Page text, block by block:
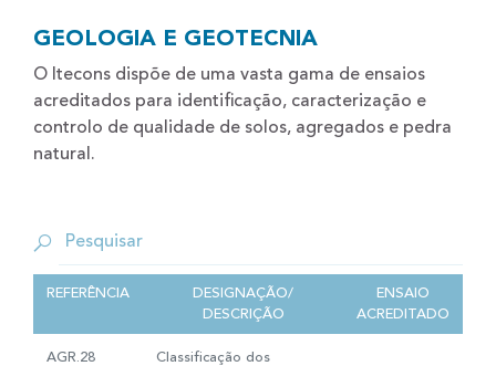
GEOLOGIA E GEOTECNIA
O Itecons dispõe de uma vasta gama de ensaios
acreditados para identificação, caracterização e
controlo de qualidade de solos, agregados e pedra
natural.
REFERÊNCIA
DESIGNAÇÃO/
DESCRIÇÃO
ENSAIO
ACREDITADO
AGR.28
Classificação dos